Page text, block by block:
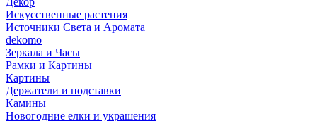
Искусственные растения
Источники Света и Аромата
dekomo
Зеркала и Часы
Рамки и Картины
Картины
Держатели и подставки
Камины
Новогодние елки и украшения